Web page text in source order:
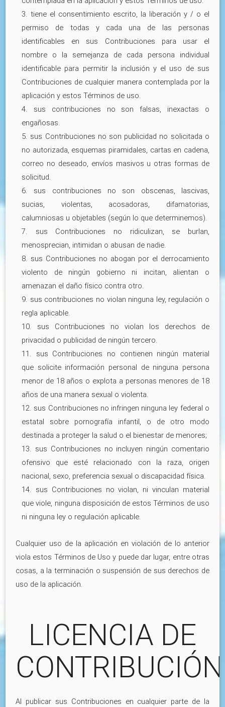
3. tiene el consentimiento escrito, la liberación y / o el
permiso de todas y cada una de las personas
identificables en sus Contribuciones para usar el
nombre o la semejanza de cada persona individual
identificable para permitir la inclusión y el uso de sus
Contribuciones de cualquier manera contemplada por la
aplicación y estos Términos de uso.
4. sus contribuciones no son falsas, inexactas o
engañosas.
5. sus Contribuciones no son publicidad no solicitada o
no autorizada, esquemas piramidales, cartas en cadena,
correo no deseado, envíos masivos u otras formas de
solicitud.
6. sus contribuciones no son obscenas, lascivas,
sucias, violentas, acosadoras, difamatorias,
calumniosas u objetables (según lo que determinemos).
7. sus Contribuciones no ridiculizan, se burlan,
menosprecian, intimidan o abusan de nadie.
8. sus Contribuciones no abogan por el derrocamiento
violento de ningún gobierno ni incitan, alientan o
amenazan el daño físico contra otro.
9. sus contribuciones no violan ninguna ley, regulación o
regla aplicable.
10. sus Contribuciones no violan los derechos de
privacidad o publicidad de ningún tercero.
11. sus Contribuciones no contienen ningún material
que solicite información personal de ninguna persona
menor de 18 años o explota a personas menores de 18
años de una manera sexual o violenta.
12. sus Contribuciones no infringen ninguna ley federal o
estatal sobre pornografía infantil, o de otro modo
destinada a proteger la salud o el bienestar de menores;
13. sus Contribuciones no incluyen ningún comentario
ofensivo que esté relacionado con la raza, origen
nacional, sexo, preferencia sexual o discapacidad física.
14. sus Contribuciones no violan, ni vinculan material
que viole, ninguna disposición de estos Términos de uso
ni ninguna ley o regulación aplicable.
Cualquier uso de la aplicación en violación de lo anterior
viola estos Términos de Uso y puede dar lugar, entre otras
cosas, a la terminación o suspensión de sus derechos de
uso de la aplicación.
LICENCIA DE
CONTRIBUCIÓN
Al publicar sus Contribuciones en cualquier parte de la